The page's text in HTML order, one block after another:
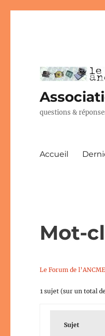
questions &
Accueil
Mot-
Le Forum de
1 sujet (sur un total
Sujet